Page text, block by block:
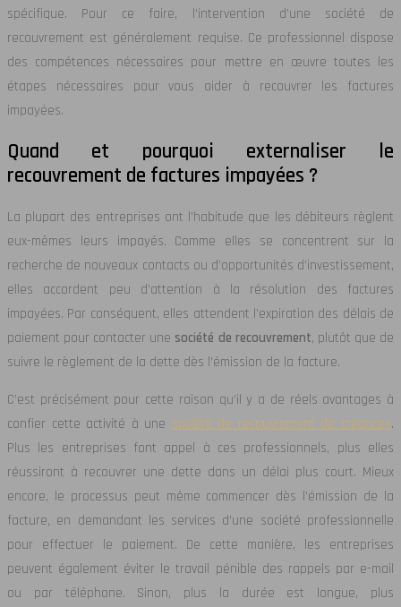
spécifique. Pour ce faire, l’intervention d’une société de
recouvrement est généralement requise. Ce professionnel dispose
des compétences nécessaires pour mettre en œuvre toutes les
étapes nécessaires pour vous aider à recouvrer les factures
impayées.
Quand et pourquoi externaliser le
recouvrement de factures impayées ?
La plupart des entreprises ont l’habitude que les débiteurs règlent
eux-mêmes leurs impayés. Comme elles se concentrent sur la
recherche de nouveaux contacts ou d’opportunités d’investissement,
elles accordent peu d’attention à la résolution des factures
impayées. Par conséquent, elles attendent l’expiration des délais de
paiement pour contacter une société de recouvrement, plutôt que de
suivre le règlement de la dette dès l’émission de la facture.
C’est précisément pour cette raison qu’il y a de réels avantages à
confier cette activité à une société de recouvrement de créances.
Plus les entreprises font appel à ces professionnels, plus elles
réussiront à recouvrer une dette dans un délai plus court. Mieux
encore, le processus peut même commencer dès l’émission de la
facture, en demandant les services d’une société professionnelle
pour effectuer le paiement. De cette manière, les entreprises
peuvent également éviter le travail pénible des rappels par e-mail
ou par téléphone. Sinon, plus la durée est longue, plus